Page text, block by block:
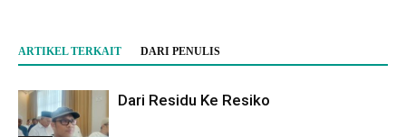
ARTIKEL TERKAIT DARI PENULIS
Dari Residu Ke Resiko